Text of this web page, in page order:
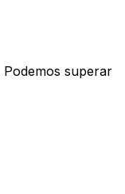
Podemos superar